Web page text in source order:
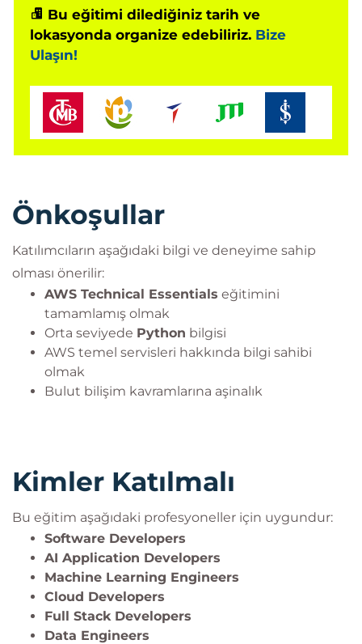
Gerçek dünya senaryoları ve uygulamalı
laboratuvarlar aracılığıyla katılımcılar; chatbotlar,
metin özetleme sistemleri, soru-cevap uygulamaları,
kod üretimi ve kurumsal yapay zekâ çözümleri
geliştirirken ölçeklenebilir, güvenli ve yüksek
performanslı Generative AI mimarileri oluşturma
Bu eğitimi dilediğiniz tarih ve
lokasyonda organize edebiliriz. Bize
Ulaşın!
Önkoşullar
Katılımcıların aşağıdaki bilgi ve deneyime sahip
olması önerilir:
AWS Technical Essentials eğitimini
tamamlamış olmak
Orta seviyede Python bilgisi
AWS temel servisleri hakkında bilgi sahibi
olmak
Bulut bilişim kavramlarına aşinalık
Kimler Katılmalı
Bu eğitim aşağıdaki profesyoneller için uygundur:
Software Developers
AI Application Developers
Machine Learning Engineers
Cloud Developers
Full Stack Developers
Data Engineers